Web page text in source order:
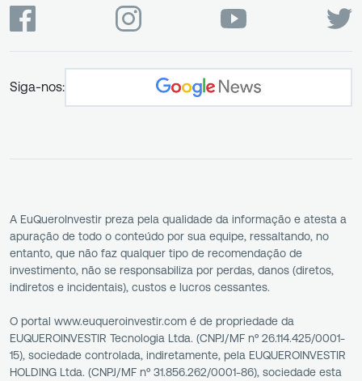
Siga-nos:
A EuQueroInvestir preza pela qualidade da informação e atesta a
apuração de todo o conteúdo por sua equipe, ressaltando, no
entanto, que não faz qualquer tipo de recomendação de
investimento, não se responsabiliza por perdas, danos (diretos,
indiretos e incidentais), custos e lucros cessantes.
O portal www.euqueroinvestir.com é de propriedade da
EUQUEROINVESTIR Tecnologia Ltda. (CNPJ/MF nº 26.114.425/0001-
15), sociedade controlada, indiretamente, pela EUQUEROINVESTIR
HOLDING Ltda. (CNPJ/MF nº 31.856.262/0001-86), sociedade esta